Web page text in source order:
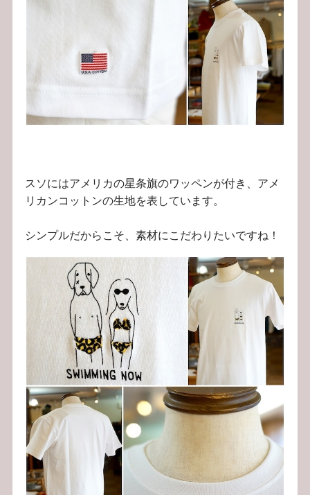
スソにはアメリカの星条旗のワッペンが付き、アメ
リカンコットンの生地を表しています。
シンプルだからこそ、素材にこだわりたいですね！